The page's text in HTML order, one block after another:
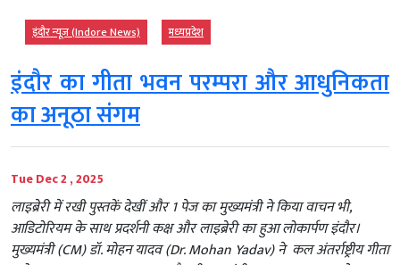
इंदौर न्यूज़ (Indore News) मध्‍यप्रदेश
इंदौर का गीता भवन परम्परा और आधुनिकता
का अनूठा संगम
Tue Dec 2 , 2025
लाइब्रेरी में रखी पुस्तकें देखीं और 1 पेज का मुख्यमंत्री ने किया वाचन भी,
आडिटोरियम के साथ प्रदर्शनी कक्ष और लाइब्रेरी का हुआ लोकार्पण इंदौर।
मुख्यमंत्री (CM) डॉ. मोहन यादव (Dr. Mohan Yadav) ने कल अंतर्राष्ट्रीय गीता